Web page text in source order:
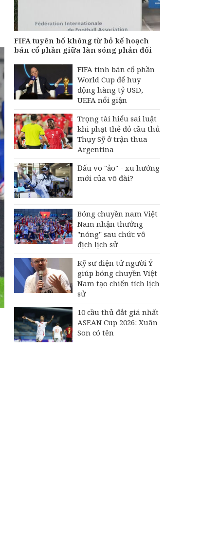
FIFA tuyên bố không từ bỏ kế hoạch
bán cổ phần giữa làn sóng phản đối
FIFA tính bán cổ phần
World Cup để huy
động hàng tỷ USD,
UEFA nổi giận
Trọng tài hiểu sai luật
khi phạt thẻ đỏ cầu thủ
Thụy Sỹ ở trận thua
Argentina
Đấu võ "ảo" - xu hướng
mới của võ đài?
Bóng chuyền nam Việt
Nam nhận thưởng
"nóng" sau chức vô
địch lịch sử
Kỹ sư điện tử người Ý
giúp bóng chuyền Việt
Nam tạo chiến tích lịch
sử
10 cầu thủ đắt giá nhất
ASEAN Cup 2026: Xuân
Son có tên